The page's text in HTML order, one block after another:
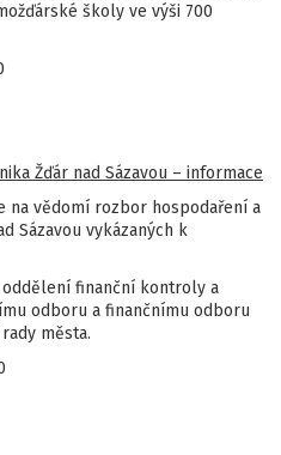
školy ve výši 700
Žďár nad Sázavou – informace
na vědomí rozbor hospodaření a
Sázavou vykázaných k
oddělení finanční kontroly a
odboru a finančnímu odboru
města.